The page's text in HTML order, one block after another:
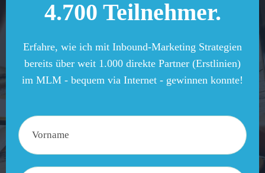
4.700 Teilnehmer.
Erfahre, wie ich mit Inbound-Marketing Strategien
bereits über weit 1.000 direkte Partner (Erstlinien)
im MLM - bequem via Internet - gewinnen konnte!